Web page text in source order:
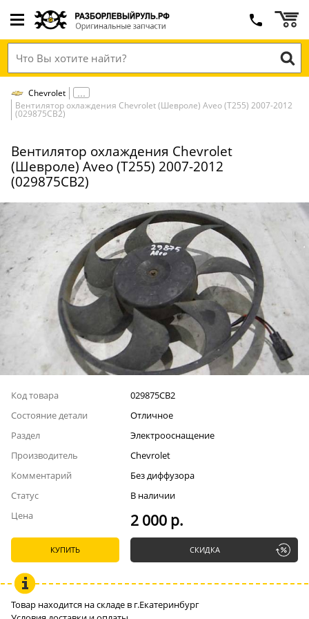
Chevrolet
Вентилятор охлаждения Chevrolet (Шевроле) Aveo (T255) 2007-2012
(029875СВ2)
Вентилятор охлаждения Chevrolet
(Шевроле) Aveo (T255) 2007-2012
(029875СВ2)
Код товара
029875СВ2
Состояние детали
Отличное
Раздел
Электрооснащение
Производитель
Chevrolet
Комментарий
Без диффузора
Статус
В наличии
Цена
2 000 р.
КУПИТЬ СКИДКА
Товар находится на складе в г.Екатеринбург